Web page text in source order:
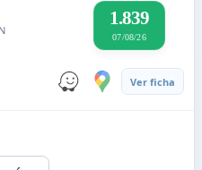
1.839
07/08/26
Ver ficha